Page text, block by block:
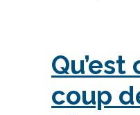
Qu’est
coup